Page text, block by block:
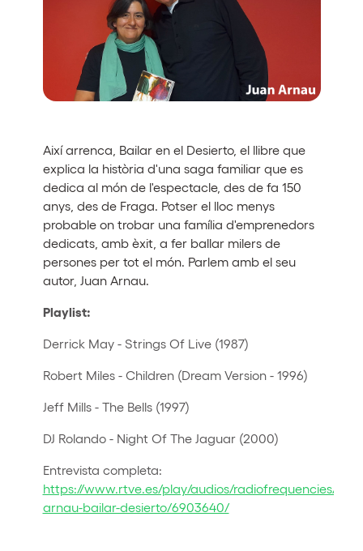
Quienes somos
¿Quieres trabajar con nosotros?
elrow News
Síguenos en tiktok
Síguenos en facebook
Síguenos en instagram
Síguenos en twitter
Síguenos en linkedin
Síguenos en youtube
Política de Cookies
Aviso Legal
Així arrenca, Bailar en el Desierto, el llibre que
explica la història d'una saga familiar que es
dedica al món de l'espectacle, des de fa 150
anys, des de Fraga. Potser el lloc menys
probable on trobar una família d'emprenedors
dedicats, amb èxit, a fer ballar milers de
persones per tot el món. Parlem amb el seu
autor, Juan Arnau.
Playlist:
Derrick May - Strings Of Live (1987)
Robert Miles - Children (Dream Version - 1996)
Jeff Mills - The Bells (1997)
DJ Rolando - Night Of The Jaguar (2000)
Entrevista completa:
https://www.rtve.es/play/audios/radiofrequencies/
arnau-bailar-desierto/6903640/